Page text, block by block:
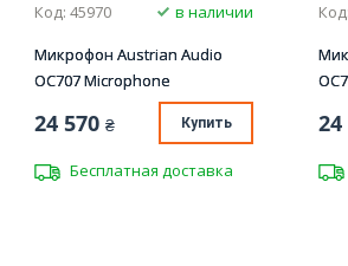
Код: 45970
в наличии
Микрофон Austrian Audio
OC707 Microphone
24 570 ₴ Купить
Бесплатная доставка
24